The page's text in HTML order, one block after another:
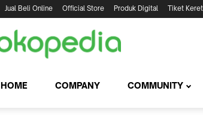
Jual Beli Online Official Store Produk Digital Tiket
HOME COMPANY COMMUNITY